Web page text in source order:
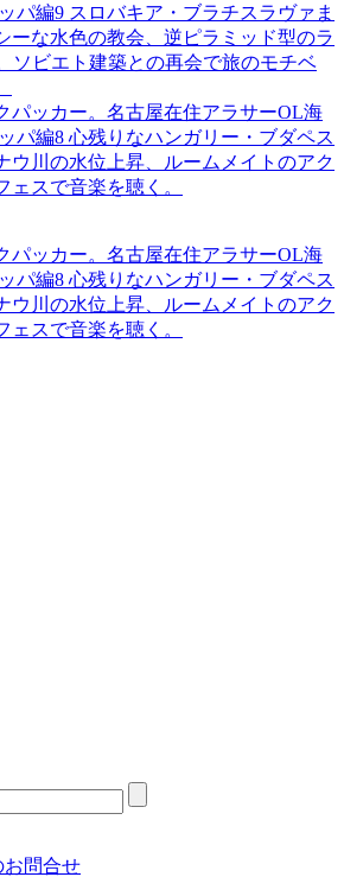
パ編9 スロバキア・ブラチスラヴァま
ーな水色の教会、逆ピラミッド型のラ
ソビエト建築との再会で旅のモチベ
パッカー。名古屋在住アラサーOL海
パ編8 心残りなハンガリー・ブダペス
ウ川の水位上昇、ルームメイトのアク
ェスで音楽を聴く。
パッカー。名古屋在住アラサーOL海
パ編8 心残りなハンガリー・ブダペス
ウ川の水位上昇、ルームメイトのアク
ェスで音楽を聴く。
問合せ